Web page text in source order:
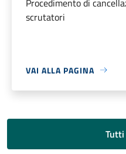
Procedimento di
scrutatori
VAI ALLA PAGINA